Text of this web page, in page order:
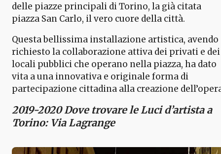
delle piazze principali di Torino, la già citata
piazza San Carlo, il vero cuore della città.
Questa bellissima installazione artistica, avendo
richiesto la collaborazione attiva dei privati e dei
locali pubblici che operano nella piazza, ha dato
vita a una innovativa e originale forma di
partecipazione cittadina alla creazione
2019-2020 Dove trovare le Luci d’artista a
Torino: Via Lagrange